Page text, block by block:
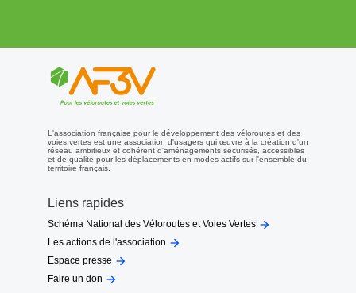
L'association française pour le développement des véloroutes et des
voies vertes est une association d'usagers qui œuvre à la création d'un
réseau ambitieux et cohérent d'aménagements sécurisés, accessibles
et de qualité pour les déplacements en modes actifs sur l'ensemble du
territoire français.
Liens rapides
Schéma National des Véloroutes et Voies Vertes 
Les actions de l'association 
Espace presse 
Faire un don 